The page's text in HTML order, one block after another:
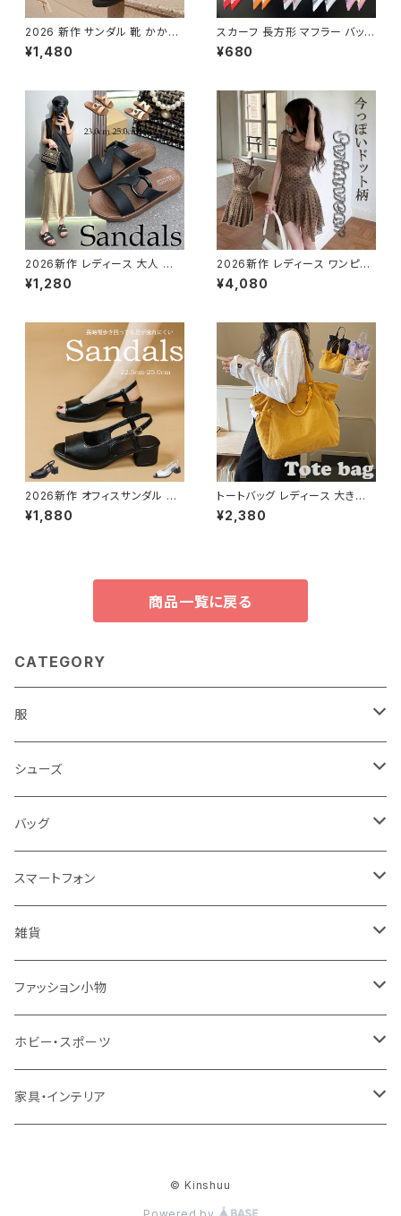
2026 新作 サンダル 靴 かかと
なし フラット ストラップ サンダル
軽い 軽量 シンプル 春夏 ミュー
¥1,480
スカーフ 長方形 マフラー バッグ
に巻いえり巻き アクセサリー雑
貨 高級感がアップ バッグ パター
¥680
2026新作 レディース 大人 軽
量 フラットサンダル 歩きやすい
疲れない おしゃれ アウトドア 通
¥1,280
2026新作 レディース ワンピー
ス水着 透け感 水玉 ツーピース
フェイクビキニ 体系カバー
¥4,080
2026新作 オフィスサンダル パ
ンプス 靴 チャンキーヒール バッ
クストラップ レザー調 太ヒール
¥1,880
トートバッグ レディース 大きめ
キャンバス デザイン トートバッ
グ 大容量 通勤通学 バッグ 軽い
¥2,380
商品一覧に戻る
CATEGORY
服
レディース
トップス
コート・ジャケット
水着・オーバーウェア
メンズ
バッグ
帽子
キッズ＆ベビー
浴衣
シューズ
レディース
サンダル
スニーカー
メンズ
サンダル
キッズ＆ベビー
バッグ
レディース
メンズ
キッズ＆ベビー
スマートフォン
アクセサリ
ケース・カバー
ケーブル・アダプター
ケース
スタント
フィルム
雑貨
ガラス
タオル
キーホルダー
ファッション小物
サングラス・眼鏡
手芸・ハンドメイド用品
ホビー・スポーツ
アウトドア・キャンプ・登山
家具・インテリア
© Kinshuu